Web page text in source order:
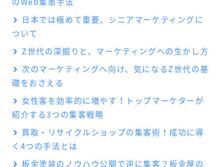
日本では極めて重要、シニアマーケティングに
ついて
Z世代の深掘りと、マーケティングへの生かし方
次のマーケティングへ向け、気になるZ世代の基
礎をおさえる
女性客を効率的に増やす！トップマーケターが
紹介する3つの集客戦略
買取・リサイクルショップの集客術！成功に導
く4つの手法とは
板金塗装のノウハウ公開で逆に集客？板金屋の